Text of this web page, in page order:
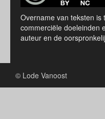
Overname van teksten is
commerciële doeleinden
auteur en de
© Lode Vanoost